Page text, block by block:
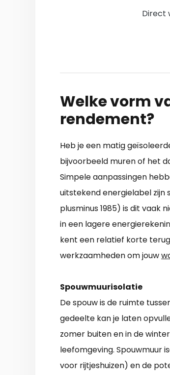
Direct
Welke vorm
rendement?
Heb je een matig
bijvoorbeeld muren of het
Simpele aanpassingen
uitstekend energielabel zijn
plusminus 1985) is dit vaak
in een lagere
kent een relatief korte
werkzaamheden om jouw
Spouwmuurisolatie
De spouw is de ruimte
gedeelte kan je laten
zomer buiten en in de
leefomgeving. Spouwmuur
voor rijtjeshuizen) en de